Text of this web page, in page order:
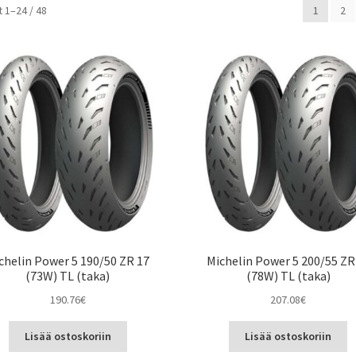
/ 48 1 2
Power 5 190/50 ZR 17
(73W) TL (taka)
190.76€
Lisää ostoskoriin
Michelin Power 5 200/55
(78W) TL (taka)
207.08€
Lisää ostoskoriin